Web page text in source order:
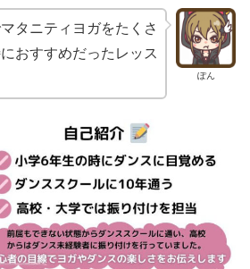
ぽん
タニティヨガをたくさ
おすすめだったレッス